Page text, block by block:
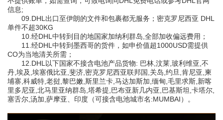
信息;
09.DHL出口至伊朗的文件和包裹都无服务；密克罗尼西亚 DHL
单件不超30KG
10.经DHL中转到目的地国家加纳利群岛,全部加收偏远费用；
11.经DHL中转到墨西哥的货件，如申价值超1000USD需提供
CO为当地清关所需；
12.DHL以下国家不接含电池产品货物: 巴林,汶莱,玻利维亚,不
丹,埃及,埃塞俄比亚,斐济,密克罗尼西亚联邦国,关岛,约旦,肯尼亚,柬
埔寨,科威特,老挝,黎巴嫩,斯里兰卡,马达加斯加,缅甸,毛里求斯,新喀
里多尼亚,北马里亚纳群岛,塔希提,巴布亚新几内亚,巴基斯坦,卡塔尔,
塞舌尔,汤加,萨摩亚、印度（可接含电池城市名:MUMBAI）。